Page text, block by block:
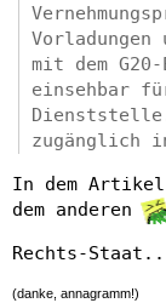
Vorladungen
mit dem
einsehbar
zugänglich
In dem Artikel
dem anderen
Rechts-
(danke, annagramm!)